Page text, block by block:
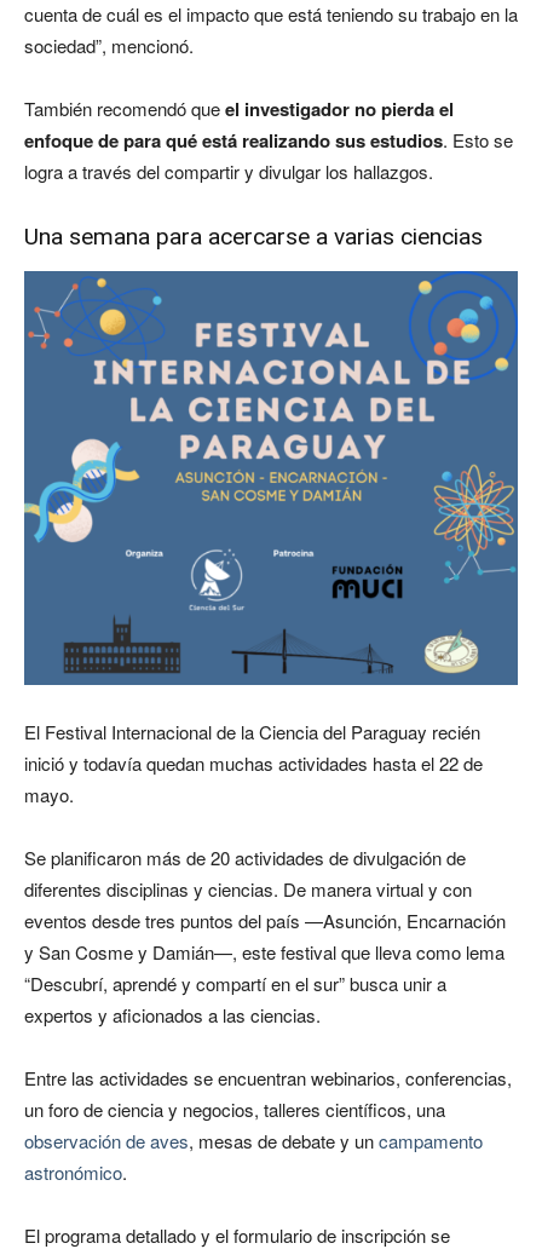
cuenta de cuál es el impacto que está teniendo su trabajo en la
sociedad”, mencionó.
También recomendó queel investigador no pierda el
enfoque de para qué está realizando sus estudios. Esto se
logra a través del compartir y divulgar los hallazgos.
Una semana para acercarse a varias ciencias
El Festival Internacional de la Ciencia del Paraguay recién
inició y todavía quedan muchas actividades hasta el 22 de
mayo.
Se planificaron más de 20 actividades de divulgación de
diferentes disciplinas y ciencias. De manera virtual y con
eventos desde tres puntos del país —Asunción, Encarnación
y San Cosme y Damián—, este festival que lleva como lema
“Descubrí, aprendé y compartí en el sur” busca unir a
expertos y aficionados a las ciencias.
Entre las actividades se encuentran webinarios, conferencias,
un foro de ciencia y negocios, talleres científicos, una
observación de aves, mesas de debate y uncampamento
astronómico.
El programa detallado y el formulario de inscripción se